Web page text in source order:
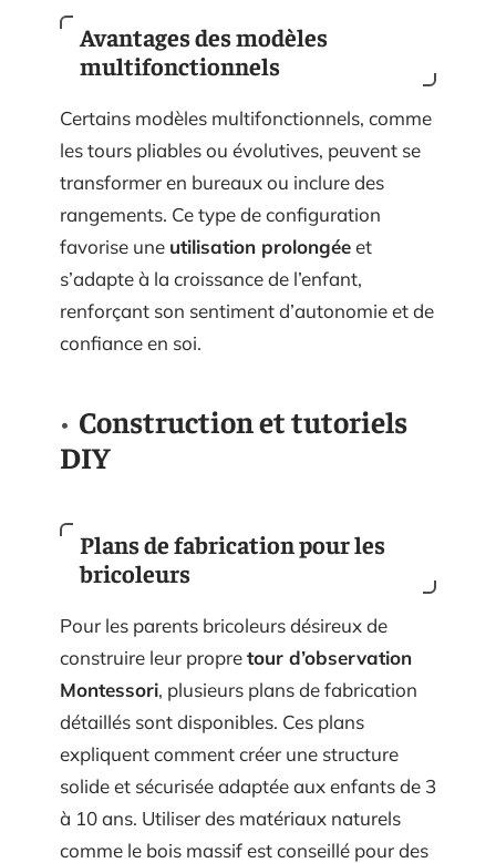
Avantages des modèles
multifonctionnels
Certains modèles multifonctionnels, comme
les tours pliables ou évolutives, peuvent se
transformer en bureaux ou inclure des
rangements. Ce type de configuration
favorise une utilisation prolongéeet
s’adapte à la croissance de l’enfant,
renforçant son sentiment d’autonomie et de
confiance en soi.
Construction et tutoriels
DIY
Plans de fabrication pour les
bricoleurs
Pour les parents bricoleurs désireux de
construire leur propretour d’observation
Montessori, plusieurs plans de fabrication
détaillés sont disponibles. Ces plans
expliquent comment créer une structure
solide et sécurisée adaptée aux enfants de 3
à 10 ans. Utiliser des matériaux naturels
comme le bois massif est conseillé pour des